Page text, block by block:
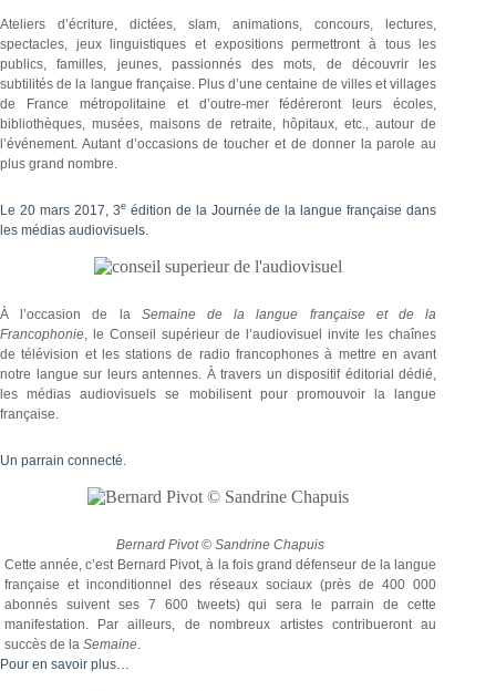
Ateliers d’écriture, dictées, slam, animations, concours, lectures,
spectacles, jeux linguistiques et expositions permettront à tous les
publics, familles, jeunes, passionnés des mots, de découvrir les
subtilités de la langue française. Plus d’une centaine de villes et villages
de France métropolitaine et d’outre-mer fédéreront leurs écoles,
bibliothèques, musées, maisons de retraite, hôpitaux, etc., autour de
l’événement. Autant d’occasions de toucher et de donner la parole au
plus grand nombre.
Le 20 mars 2017, 3eédition de la Journée de la langue française dans
les médias audiovisuels.
À l’occasion de la Semaine de la langue française et de la
Francophonie, le Conseil supérieur de l’audiovisuel invite les chaînes
de télévision et les stations de radio francophones à mettre en avant
notre langue sur leurs antennes. À travers un dispositif éditorial dédié,
les médias audiovisuels se mobilisent pour promouvoir la langue
française.
Un parrain connecté.
Bernard Pivot © Sandrine Chapuis
Cette année, c’est Bernard Pivot, à la fois grand défenseur de la langue
française et inconditionnel des réseaux sociaux (près de 400 000
abonnés suivent ses 7 600 tweets) qui sera le parrain de cette
manifestation. Par ailleurs, de nombreux artistes contribueront au
succès de la Semaine.
Pour en savoir plus…